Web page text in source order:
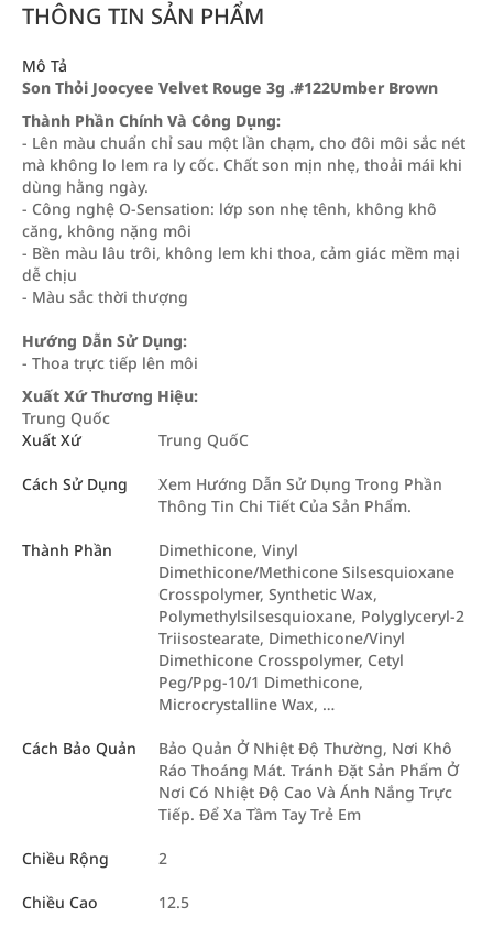
THÔNG TIN SẢN PHẨM
Mô Tả
Son Thỏi Joocyee Velvet Rouge 3g .#122Umber Brown
Thành Phần Chính Và Công Dụng:
- Lên màu chuẩn chỉ sau một lần chạm, cho đôi môi sắc nét
mà không lo lem ra ly cốc. Chất son mịn nhẹ, thoải mái khi
dùng hằng ngày.
- Công nghệ O-Sensation: lớp son nhẹ tênh, không khô
căng, không nặng môi
- Bền màu lâu trôi, không lem khi thoa, cảm giác mềm mại
dễ chịu
- Màu sắc thời thượng
Hướng Dẫn Sử Dụng:
- Thoa trực tiếp lên môi
Xuất Xứ Thương Hiệu:
Trung Quốc
Xuất Xứ
Trung QuốC
Cách Sử Dụng
Xem Hướng Dẫn Sử Dụng Trong Phần
Thông Tin Chi Tiết Của Sản Phẩm.
Thành Phần
Dimethicone, Vinyl
Dimethicone/Methicone Silsesquioxane
Crosspolymer, Synthetic Wax,
Polymethylsilsesquioxane, Polyglyceryl-2
Triisostearate, Dimethicone/Vinyl
Dimethicone Crosspolymer, Cetyl
Peg/Ppg-10/1 Dimethicone,
Microcrystalline Wax, …
Cách Bảo Quản
Bảo Quản Ở Nhiệt Độ Thường, Nơi Khô
Ráo Thoáng Mát. Tránh Đặt Sản Phẩm Ở
Nơi Có Nhiệt Độ Cao Và Ánh Nắng Trực
Tiếp. Để Xa Tầm Tay Trẻ Em
Chiều Rộng 2
Chiều Cao 12.5